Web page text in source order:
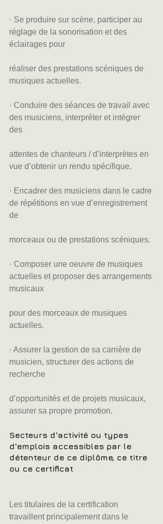
· Se produire sur scène, participer au
réglage de la sonorisation et des
éclairages pour
réaliser des prestations scéniques de
musiques actuelles.
· Conduire des séances de travail avec
des musiciens, interpréter et intégrer
des
attentes de chanteurs / d’interprètes en
vue d’obtenir un rendu spécifique.
· Encadrer des musiciens dans le cadre
de répétitions en vue d’enregistrement
de
morceaux ou de prestations scéniques.
· Composer une oeuvre de musiques
actuelles et proposer des arrangements
musicaux
pour des morceaux de musiques
actuelles.
· Assurer la gestion de sa carrière de
musicien, structurer des actions de
recherche
d’opportunités et de projets musicaux,
assurer sa propre promotion.
Secteurs d'activité ou types
d'emplois accessibles par le
détenteur de ce diplôme, ce titre
ou ce certificat
Les titulaires de la certification
travaillent principalement dans le